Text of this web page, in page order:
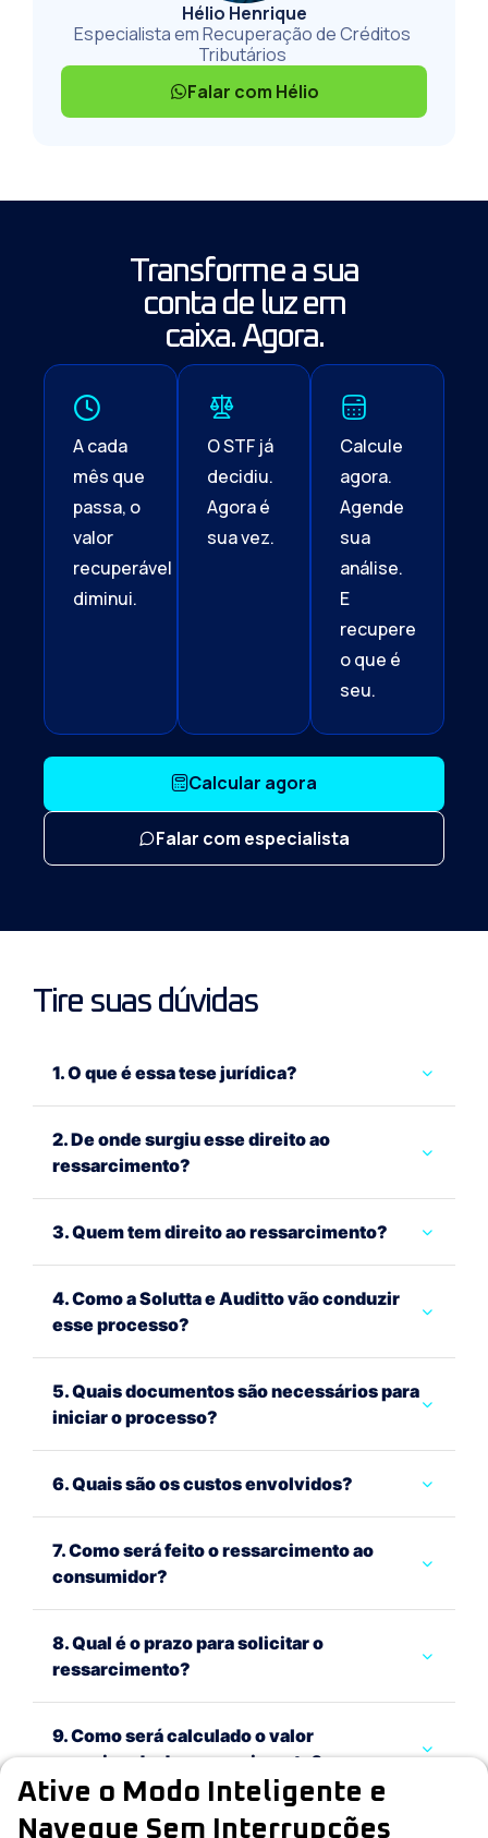
Hélio Henrique
Especialista em Recuperação de Créditos
Tributários
Falar com Hélio
Transforme a sua
conta de luz em
caixa. Agora.
A cada
mês que
passa, o
valor
recuperável
diminui.
O STF já
decidiu.
Agora é
sua vez.
Calcule
agora.
Agende
sua
análise.
E
recupere
o que é
seu.
Calcular agora
Falar com especialista
Tire suas dúvidas
1. O que é essa tese jurídica?
2. De onde surgiu esse direito ao
ressarcimento?
3. Quem tem direito ao ressarcimento?
4. Como a Solutta e Auditto vão conduzir
esse processo?
5. Quais documentos são necessários para
iniciar o processo?
6. Quais são os custos envolvidos?
7. Como será feito o ressarcimento ao
consumidor?
8. Qual é o prazo para solicitar o
ressarcimento?
9. Como será calculado o valor
aproximado do ressarcimento?
10. Como o parceiro comercial pode
Ative o Modo Inteligente e
Navegue Sem Interrupções